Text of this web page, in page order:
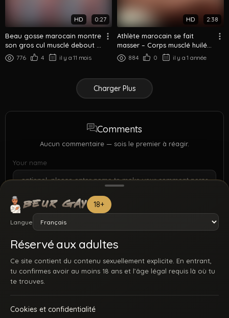
18+
Langue
Réservé aux adultes
Ce site contient du contenu sexuellement explicite. En entrant,
tu confirmes avoir au moins 18 ans et l’âge légal requis là où tu
te trouves.
Cookies et confidentialité
HD 0:27
Beau gosse marocain montre
son gros cul musclé debout à
poil776 4 il y a 11 mois
HD 2:38
Athlète marocain se fait
masser – Corps musclé huilé
sur la table
884 0 il y a 1 année
Charger Plus
Comments
Aucun commentaire — sois le premier à réagir.
Your name